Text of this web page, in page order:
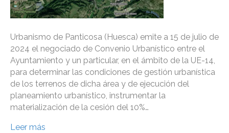
Urbanismo de Panticosa (Huesca) emite a 15 de julio de
2024 el negociado de Convenio Urbanístico entre el
Ayuntamiento y un particular, en el ámbito de la UE-14,
para determinar las condiciones de gestión urbanística
de los terrenos de dicha área y de ejecución del
planeamiento urbanístico, instrumentar la
materialización de la cesión del 10%…
Leer más